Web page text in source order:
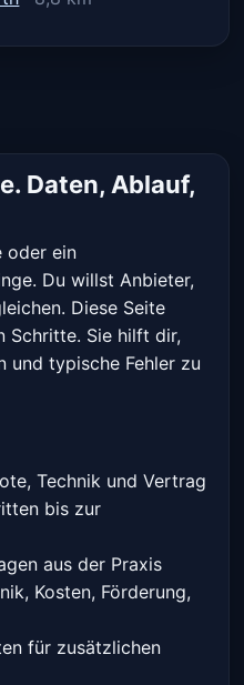
Daten, Ablauf,
oder ein
Du willst Anbieter,
Diese Seite
Schritte. Sie hilft dir,
und typische Fehler zu
Technik und Vertrag
bis zur
aus der Praxis
Kosten, Förderung,
für zusätzlichen